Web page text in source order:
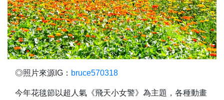
◎照片來源IG： bruce570318
今年花毯節以超人氣《飛天小女警》為主題，各種動畫